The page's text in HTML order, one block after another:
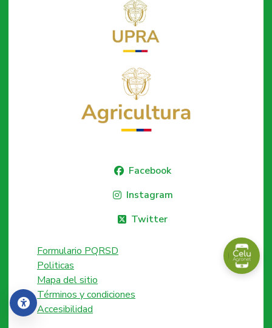
Accesibilidad
Facebook
Instagram
Twitter
Formulario PQRSD
Politicas
Mapa del sitio
Términos y condiciones
Accesibilidad